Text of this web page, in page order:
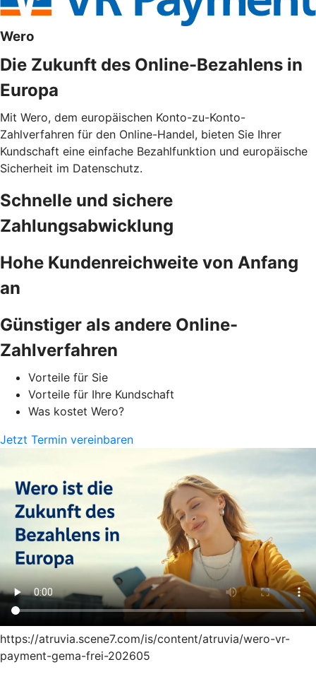
Wero
Die Zukunft des Online-Bezahlens in
Europa
Mit Wero, dem europäischen Konto-zu-Konto-
Zahlverfahren für den Online-Handel, bieten Sie Ihrer
Kundschaft eine einfache Bezahlfunktion und europäische
Sicherheit im Datenschutz.
Schnelle und sichere
Zahlungsabwicklung
Hohe Kundenreichweite von Anfang
an
Günstiger als andere Online-
Zahlverfahren
Vorteile für Sie
Vorteile für Ihre Kundschaft
Was kostet Wero?
Jetzt Termin vereinbaren
https://atruvia.scene7.com/is/content/atruvia/wero-vr-
payment-gema-frei-202605